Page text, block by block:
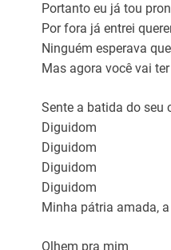
Portanto eu já tou
Por fora já entrei
Ninguém esperava
Mas agora você vai
Sente a batida do seu
Diguidom
Diguidom
Diguidom
Diguidom
Minha pátria amada,
Olhem pra mim